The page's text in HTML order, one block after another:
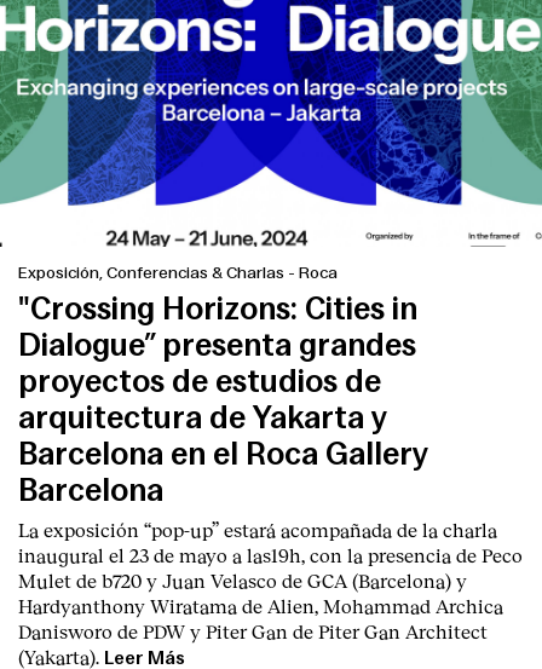
Exposición, Conferencias & Charlas - Roca
"Crossing Horizons: Cities in
Dialogue” presenta grandes
proyectos de estudios de
arquitectura de Yakarta y
Barcelona en el Roca Gallery
Barcelona
La exposición “pop-up” estará acompañada de la charla
inaugural el 23 de mayo a las19h, con la presencia de Peco
Mulet de b720 y Juan Velasco de GCA (Barcelona) y
Hardyanthony Wiratama de Alien, Mohammad Archica
Danisworo de PDW y Piter Gan de Piter Gan Architect
(Yakarta). Leer Más